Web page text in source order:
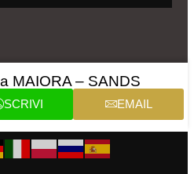
MAIORA – SANDS
SCRIVI EMAIL